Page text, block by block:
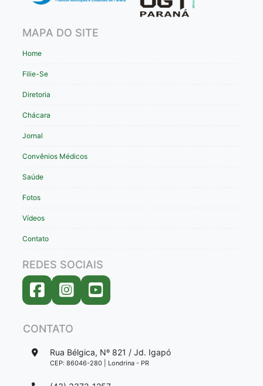
MAPA DO SITE
Home
Filie-Se
Diretoria
Chácara
Jornal
Convênios Médicos
Saúde
Fotos
Vídeos
Contato
REDES SOCIAIS
CONTATO
Rua Bélgica, Nº 821 / Jd. Igapó
CEP: 86046-280 | Londrina - PR